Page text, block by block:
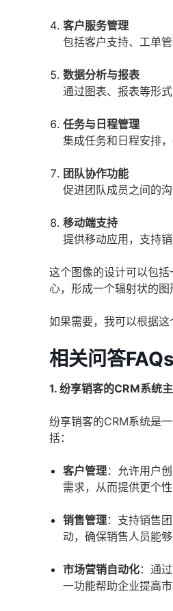
客户服务管理
包括客户支持、工单
数据分析与报表
通过图表、报表等形
任务与日程管理
集成任务和日程安排
团队协作功能
促进团队成员之间的
移动端支持
提供移动应用，支持
这个图像的设计可以包
心，形成一个辐射状的图
如果需要，我可以根据这
相关问答FAQs
1. 纷享销客的CRM系统
纷享销客的CRM系统是
括：
客户管理：允许用户
需求，从而提供更个性
销售管理：支持销售
动，确保销售人员能
市场营销自动化：通
一功能帮助企业提高